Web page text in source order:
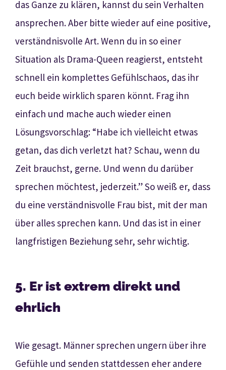
das Ganze zu klären, kannst du sein Verhalten
ansprechen. Aber bitte wieder auf eine positive,
verständnisvolle Art. Wenn du in so einer
Situation als Drama-Queen reagierst, entsteht
schnell ein komplettes Gefühlschaos, das ihr
euch beide wirklich sparen könnt. Frag ihn
einfach und mache auch wieder einen
Lösungsvorschlag: “Habe ich vielleicht etwas
getan, das dich verletzt hat? Schau, wenn du
Zeit brauchst, gerne. Und wenn du darüber
sprechen möchtest, jederzeit.” So weiß er, dass
du eine verständnisvolle Frau bist, mit der man
über alles sprechen kann. Und das ist in einer
langfristigen Beziehung sehr, sehr wichtig.
5. Er ist extrem direkt und
ehrlich
Wie gesagt. Männer sprechen ungern über ihre
Gefühle und senden stattdessen eher andere